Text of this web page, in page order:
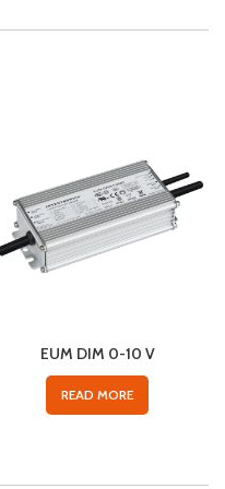
EUM DIM 0-10 V
READ MORE